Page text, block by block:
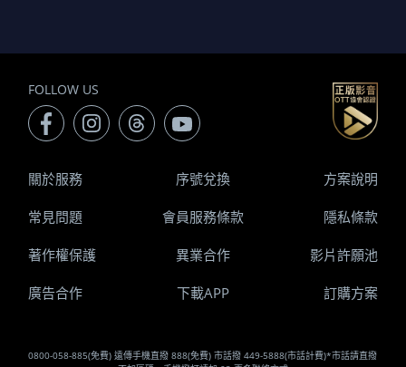
FOLLOW US
0800-058-885(免費) 遠傳手機直撥 888(免費) 市話撥 449-5888(市話計費)*市話請直撥
關於服務 序號兌換 方案說明
常見問題 會員服務條款 隱私條款
著作權保護 異業合作 影片許願池
廣告合作 下載APP 訂購方案